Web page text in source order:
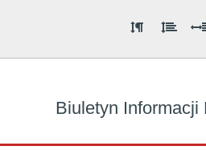
Biuletyn Informacji